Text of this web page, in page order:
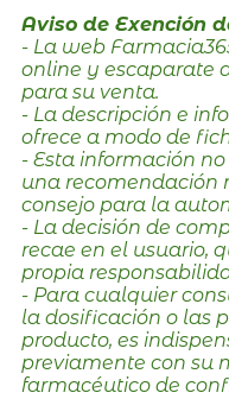
Aviso de Exención
- La web
online y escaparate
para su venta.
- La descripción e
ofrece a modo de
- Esta información
una recomendación
consejo para la
- La decisión de
recae en el usuario,
propia
- Para cualquier
la dosificación o las
producto, es
previamente con su
farmacéutico de